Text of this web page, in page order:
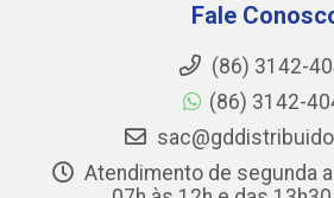
Fale
(86) 3142-
(86) 3142-
Atendimento de segunda